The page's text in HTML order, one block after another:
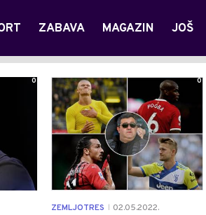
ZABAVA MAGAZIN JOŠ
0
ZEMLJOTRES 02.05.2022.
0